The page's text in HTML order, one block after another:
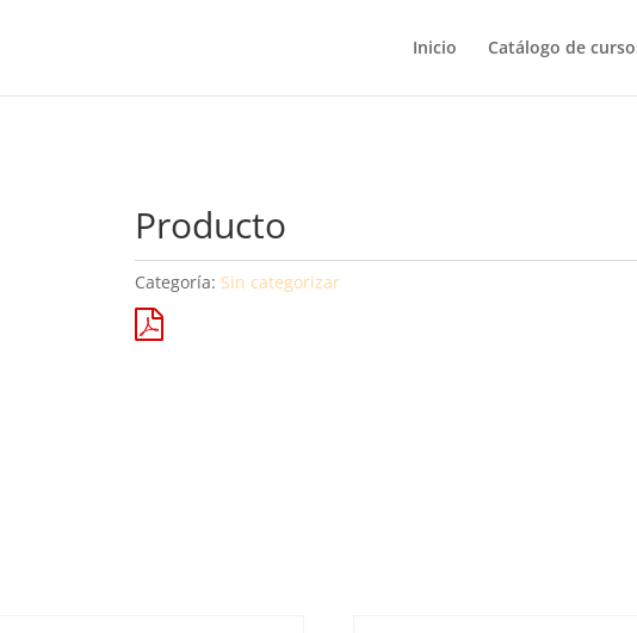
Inicio Catálogo de
Producto
Categoría: Sin categorizar